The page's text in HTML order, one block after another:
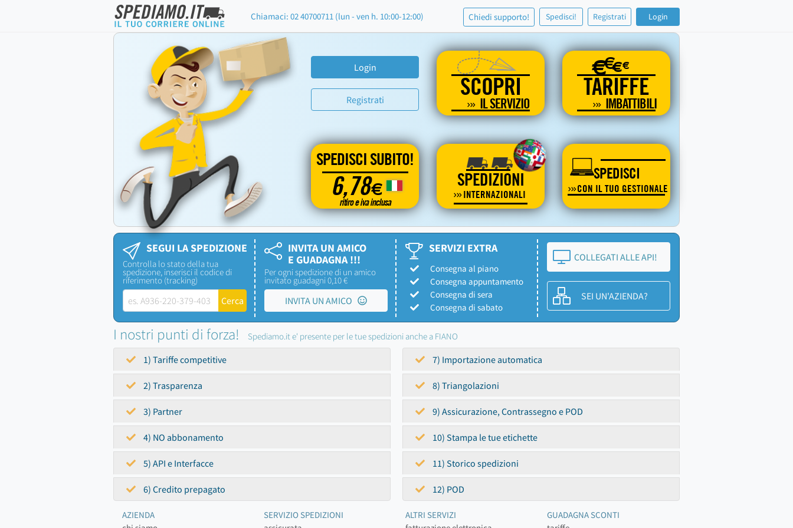
Chiamaci: 02 40700711 (lun - ven h. 10:00-12:00) Chiedi supporto! Spedisci! Registrati Login
Login
Registrati SCOPRI
IL SERVIZIO
€€€€
TARIFFE
IMBATTIBILI
SPEDISCI SUBITO!
6,78€
ritiro e iva inclusa
SPEDIZIONI
INTERNAZIONALI
SPEDISCI
CON IL TUO GESTIONALE
SEGUI LA SPEDIZIONE
Controlla lo stato della tua
spedizione, inserisci il codice di
riferimento (tracking)
INVITA UN AMICO
E GUADAGNA !!!
Per ogni spedizione di un amico
invitato guadagni 0,10 €
INVITA UN AMICO
SERVIZI EXTRA
Consegna al piano
Consegna appuntamento
Consegna di sera
Consegna di sabato
COLLEGATI ALLE API!
SEI UN'AZIENDA?
I nostri punti di forza! Spediamo.it e' presente per le tue spedizioni anche a FIANO
1) Tariffe competitive
2) Trasparenza
3) Partner
4) NO abbonamento
5) API e Interfacce
6) Credito prepagato
7) Importazione automatica
8) Triangolazioni
9) Assicurazione, Contrassegno e POD
10) Stampa le tue etichette
11) Storico spedizioni
12) POD
AZIENDA
SERVIZIO SPEDIZIONI
ALTRI SERVIZI
GUADAGNA SCONTI